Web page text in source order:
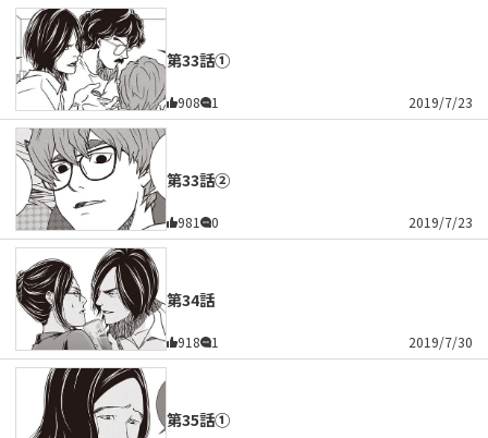
第33話①
908 1 2019/7/23
第33話②
981 0 2019/7/23
第34話
918 1 2019/7/30
第35話①